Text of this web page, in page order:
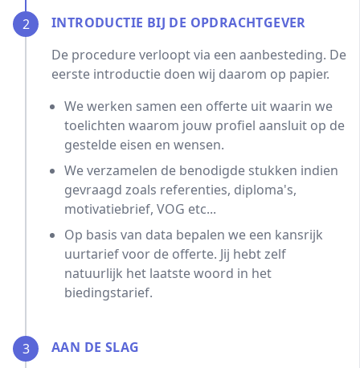
2
INTRODUCTIE BIJ DE OPDRACHTGEVER
De procedure verloopt via een aanbesteding. De
eerste introductie doen wij daarom op papier.
We werken samen een offerte uit waarin we
toelichten waarom jouw profiel aansluit op de
gestelde eisen en wensen.
We verzamelen de benodigde stukken indien
gevraagd zoals referenties, diploma's,
motivatiebrief, VOG etc...
Op basis van data bepalen we een kansrijk
uurtarief voor de offerte. Jij hebt zelf
natuurlijk het laatste woord in het
biedingstarief.
3
AAN DE SLAG